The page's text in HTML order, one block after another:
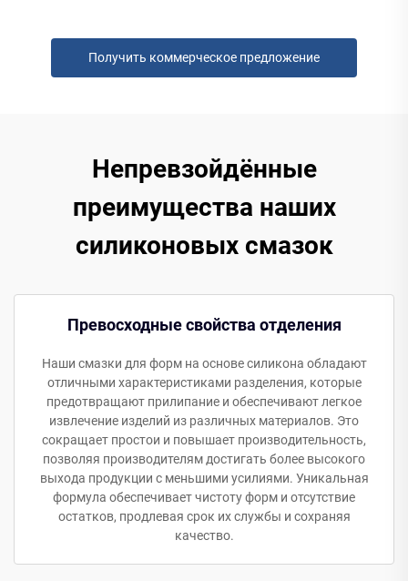
Получить коммерческое предложение
Непревзойдённые
преимущества наших
силиконовых смазок
Превосходные свойства отделения
Наши смазки для форм на основе силикона обладают
отличными характеристиками разделения, которые
предотвращают прилипание и обеспечивают легкое
извлечение изделий из различных материалов. Это
сокращает простои и повышает производительность,
позволяя производителям достигать более высокого
выхода продукции с меньшими усилиями. Уникальная
формула обеспечивает чистоту форм и отсутствие
остатков, продлевая срок их службы и сохраняя
качество.